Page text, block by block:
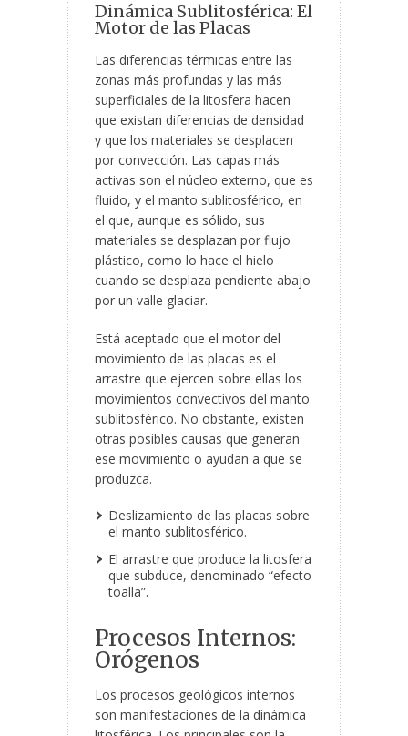
Dinámica Sublitosférica: El
Motor de las Placas
Las diferencias térmicas entre las
zonas más profundas y las más
superficiales de la litosfera hacen
que existan diferencias de densidad
y que los materiales se desplacen
por convección. Las capas más
activas son el núcleo externo, que es
fluido, y el manto sublitosférico, en
el que, aunque es sólido, sus
materiales se desplazan por flujo
plástico, como lo hace el hielo
cuando se desplaza pendiente abajo
por un valle glaciar.
Está aceptado que el motor del
movimiento de las placas es el
arrastre que ejercen sobre ellas los
movimientos convectivos del manto
sublitosférico. No obstante, existen
otras posibles causas que generan
ese movimiento o ayudan a que se
produzca.
Deslizamiento de las placas sobre
el manto sublitosférico.
El arrastre que produce la litosfera
que subduce, denominado “efecto
toalla”.
Procesos Internos:
Orógenos
Los procesos geológicos internos
son manifestaciones de la dinámica